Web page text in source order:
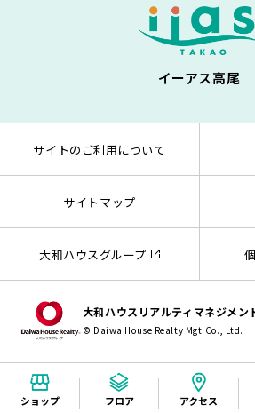
ショップ フロア アクセス
イーアス高尾
サイトのご利用について
サイトマップ
大和ハウスグループ
大和ハウスリアルティマネジメン
© Daiwa House Realty Mgt.Co., Ltd.